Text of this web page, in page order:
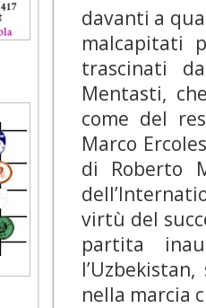
davanti a
malcapitati
trascinati
Mentasti,
come del
Marco
di Roberto
virtù del
partita
nella marcia